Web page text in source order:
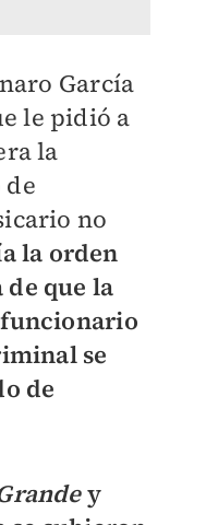
García
le pidió a
la
no
la orden
de que la
se
de
y